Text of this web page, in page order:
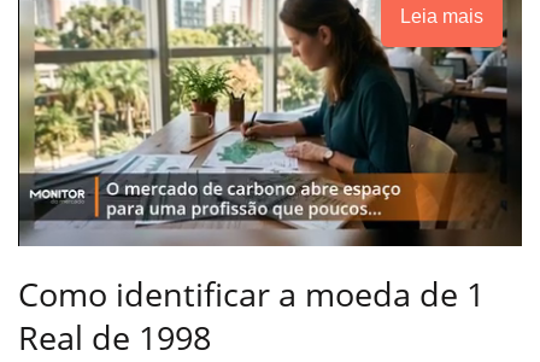
Leia mais
Como identificar a moeda de 1
Real de 1998